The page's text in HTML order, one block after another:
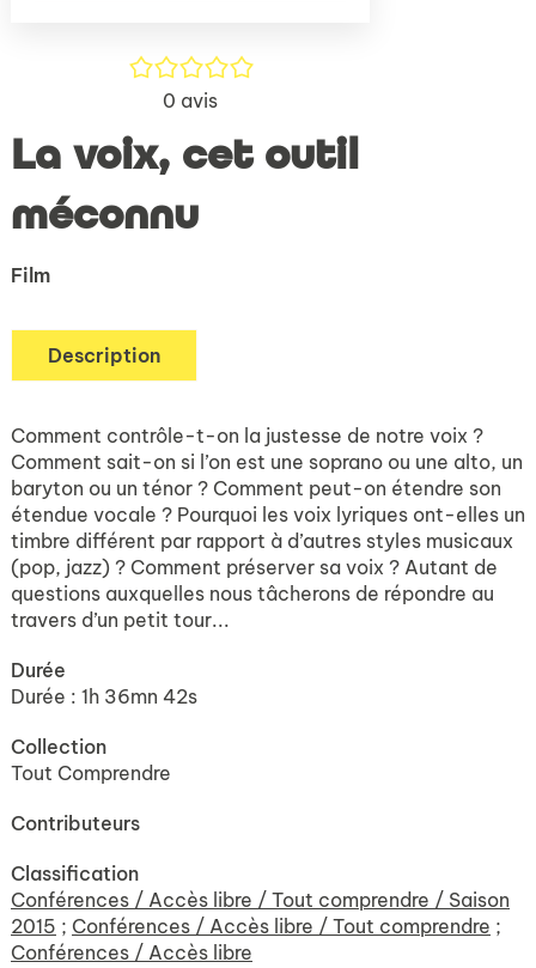
/5
0 avis
La voix, cet outil
méconnu
Film
Description
Comment contrôle-t-on la justesse de notre voix ?
Comment sait-on si l’on est une soprano ou une alto, un
baryton ou un ténor ? Comment peut-on étendre son
étendue vocale ? Pourquoi les voix lyriques ont-elles un
timbre différent par rapport à d’autres styles musicaux
(pop, jazz) ? Comment préserver sa voix ? Autant de
questions auxquelles nous tâcherons de répondre au
travers d’un petit tour...
Durée
Durée : 1h 36mn 42s
Collection
Tout Comprendre
Contributeurs
Classification
Conférences / Accès libre / Tout comprendre / Saison
2015 ; Conférences / Accès libre / Tout comprendre ;
Conférences / Accès libre